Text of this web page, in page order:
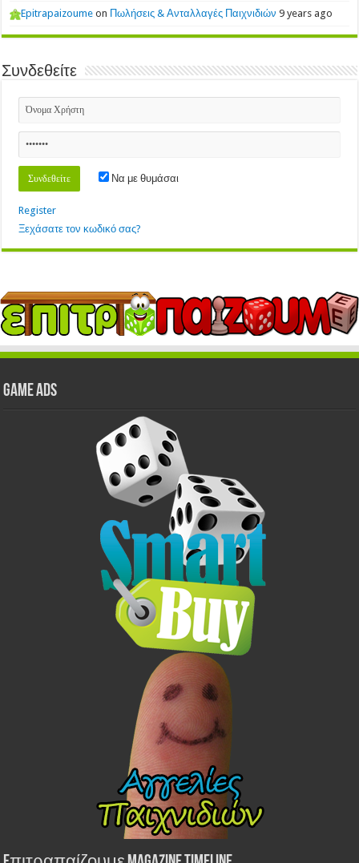
Epitrapaizoume on Πωλήσεις & Ανταλλαγές Παιχνιδιών 9 years ago
Συνδεθείτε
Να με θυμάσαι
Register
Ξεχάσατε τον κωδικό σας?
GAME ADS